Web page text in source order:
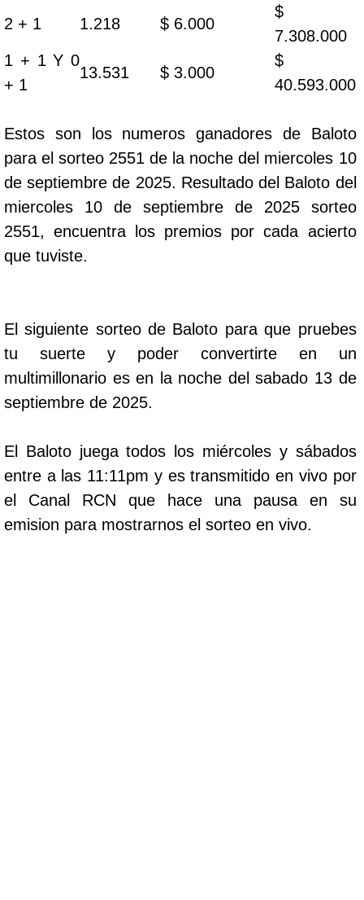
2 + 1 1.218 $ 6.000
$
7.308.000
1 + 1 Y 0
+ 1
13.531 $ 3.000
$
40.593.000
Estos son los numeros ganadores de Baloto
para el sorteo 2551 de la noche del miercoles 10
de septiembre de 2025. Resultado del Baloto del
miercoles 10 de septiembre de 2025 sorteo
2551, encuentra los premios por cada acierto
que tuviste.
El siguiente sorteo de Baloto para que pruebes
tu suerte y poder convertirte en un
multimillonario es en la noche del sabado 13 de
septiembre de 2025.
El Baloto juega todos los miércoles y sábados
entre a las 11:11pm y es transmitido en vivo por
el Canal RCN que hace una pausa en su
emision para mostrarnos el sorteo en vivo.